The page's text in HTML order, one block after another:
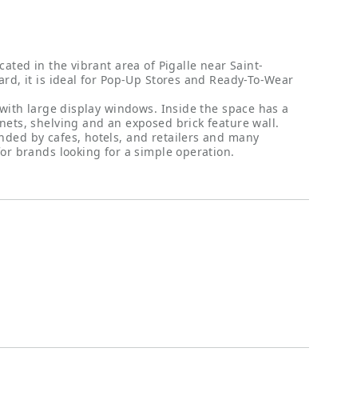
in the vibrant area of Pigalle near Saint-
it is ideal for Pop-Up Stores and Ready-To-Wear
large display windows. Inside the space has a
shelving and an exposed brick feature wall.
by cafes, hotels, and retailers and many
brands looking for a simple operation.